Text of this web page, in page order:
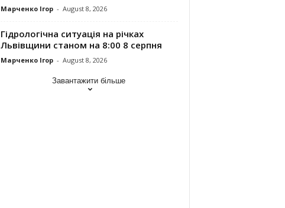
Марченко Ігор - August 8, 2026
Гідрологічна ситуація на річках
Львівщини станом на 8:00 8 серпня
Марченко Ігор - August 8, 2026
Завантажити більше